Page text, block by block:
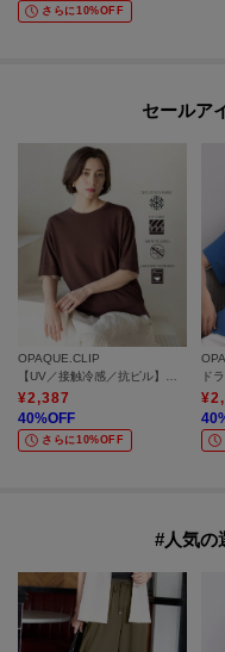
さらに10%OFF
セールア
OPAQUE.CLIP
¥2,387
40%OFF
さらに10%OFF
¥
40
#人気の